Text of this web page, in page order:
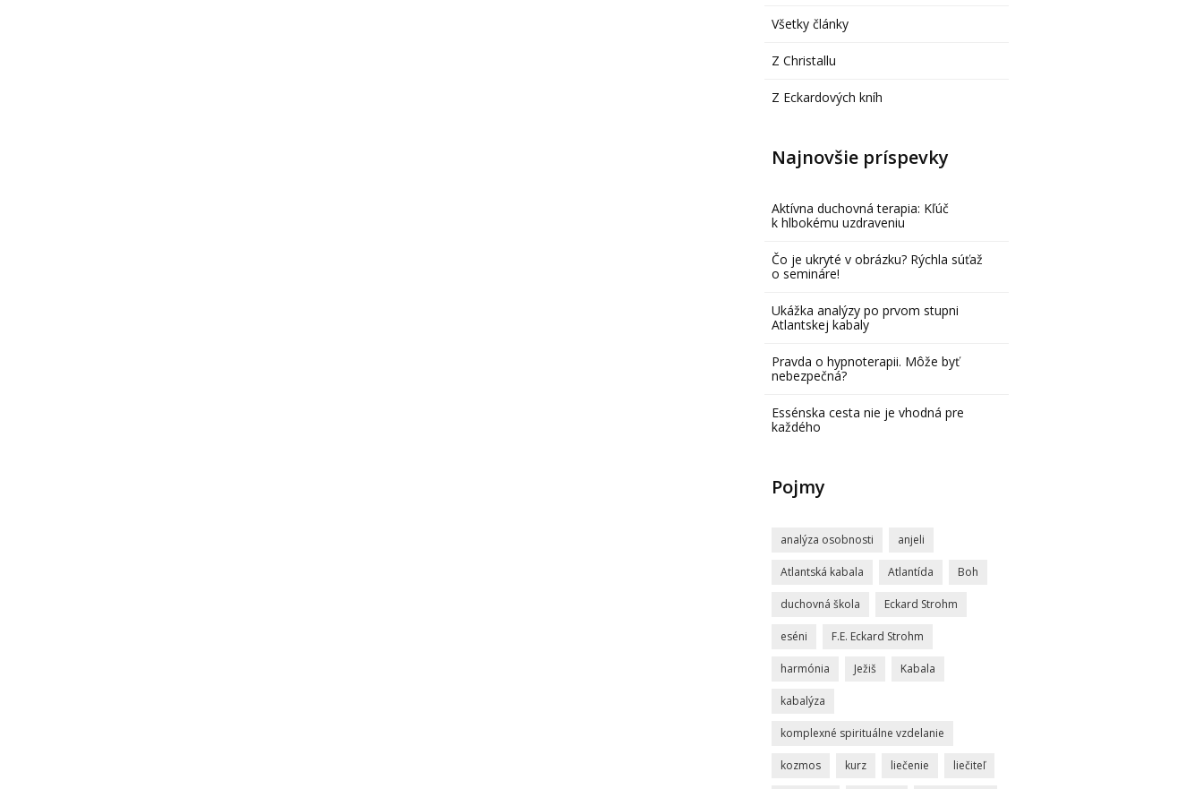
Všetky články
Z Christallu
Z Eckardových kníh
Najnovšie príspevky
Aktívna duchovná terapia: Kľúč
k hlbokému uzdraveniu
Čo je ukryté v obrázku? Rýchla súťaž
o semináre!
Ukážka analýzy po prvom stupni
Atlantskej kabaly
Pravda o hypnoterapii. Môže byť
nebezpečná?
Essénska cesta nie je vhodná pre
každého
Pojmy
analýza osobnosti anjeli
Atlantská kabala Atlantída Boh
duchovná škola Eckard Strohm
eséni F.E. Eckard Strohm
harmónia Ježiš Kabala
kabalýza
komplexné spirituálne vzdelanie
kozmos kurz liečenie liečiteľ